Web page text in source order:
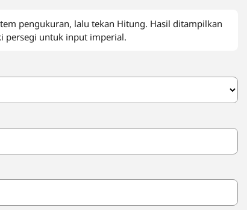
pengukuran, lalu tekan Hitung. Hasil ditampilkan
persegi untuk input imperial.